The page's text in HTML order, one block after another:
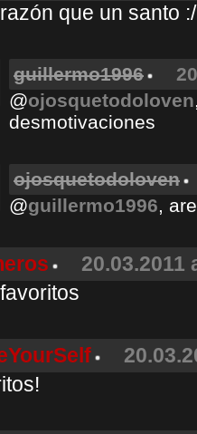
que un santo :/
guillermo1996
@ojosquetodoloven
desmotivaciones
ojosquetodoloven
@guillermo1996,
20.03.2011